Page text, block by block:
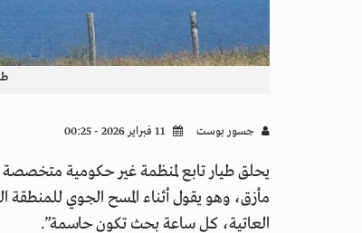
جسور بوست
يحلق طيار تابع لمنظمة غير حكومية متخصصة
مأزق، وهو يقول أثناء المسح الجوي للمنطقة
العاتية، كل ساعة بحث تكون حاسمة”.